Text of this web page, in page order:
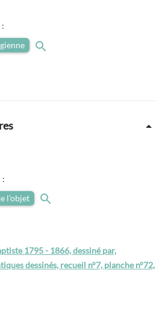
:
l'objet
1795 - 1866, dessiné par,
dessinés, recueil n°7, planche n°72,